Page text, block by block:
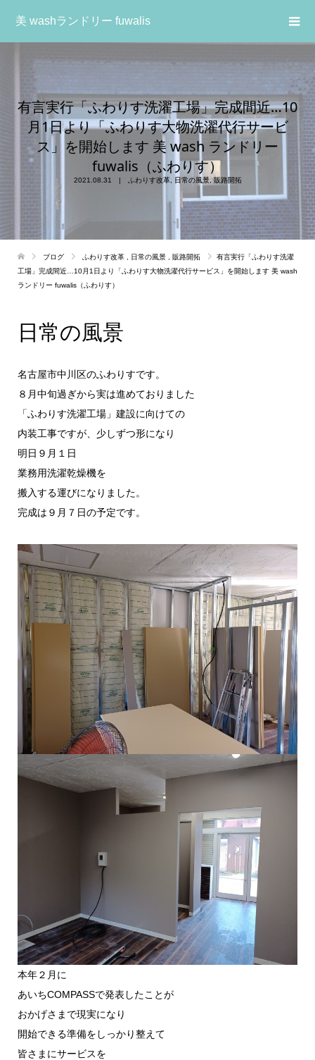
美 washランドリー fuwalis
有言実行「ふわりす洗濯工場」完成間近…10
月1日より「ふわりす大物洗濯代行サービ
ス」を開始します 美 wash ランドリー
fuwalis（ふわりす）
2021.08.31 ふわりす改革, 日常の風景, 販路開拓
ブログ ふわりす改革 日常の風景 販路開拓
有言実行「ふわりす洗濯
工場」完成間近…10月1日より「ふわりす大物洗濯代行サービス」を開始します 美 wash
ランドリー fuwalis（ふわりす）
日常の風景
名古屋市中川区のふわりすです。
８月中旬過ぎから実は進めておりました
「ふわりす洗濯工場」建設に向けての
内装工事ですが、少しずつ形になり
明日９月１日
業務用洗濯乾燥機を
搬入する運びになりました。
完成は９月７日の予定です。
本年２月に
あいちCOMPASSで発表したことが
おかげさまで現実になり
開始できる準備をしっかり整えて
皆さまにサービスを